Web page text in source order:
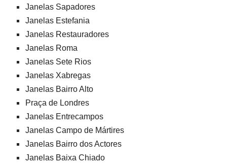
Janelas Sapadores
Janelas Estefania
Janelas Restauradores
Janelas Roma
Janelas Sete Rios
Janelas Xabregas
Janelas Bairro Alto
Praça de Londres
Janelas Entrecampos
Janelas Campo de Mártires
Janelas Bairro dos Actores
Janelas Baixa Chiado